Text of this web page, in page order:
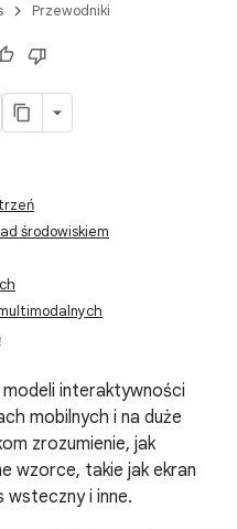
Przewodniki
środowiskiem
interaktywności
mobilnych i na duże
zrozumienie, jak
wzorce, takie jak ekran
wsteczny i inne.